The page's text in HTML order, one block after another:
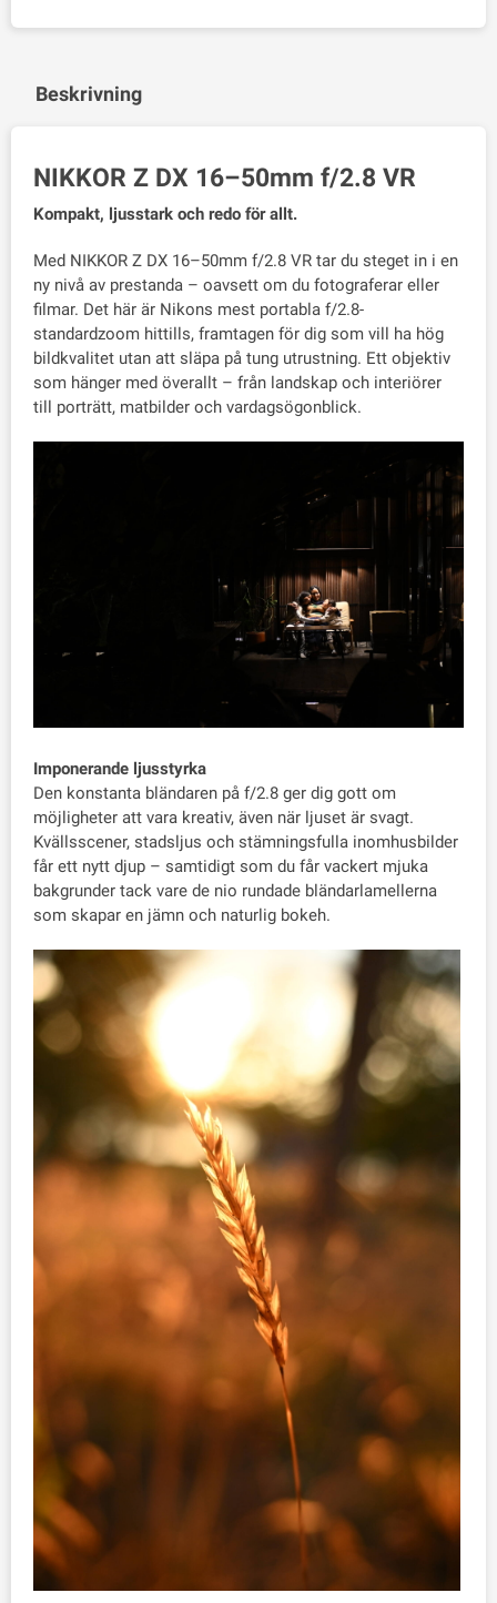
Beskrivning
NIKKOR Z DX 16–50mm f/2.8 VR
Kompakt, ljusstark och redo för allt.
Med NIKKOR Z DX 16–50mm f/2.8 VR tar du steget in i en
ny nivå av prestanda – oavsett om du fotograferar eller
filmar. Det här är Nikons mest portabla f/2.8-
standardzoom hittills, framtagen för dig som vill ha hög
bildkvalitet utan att släpa på tung utrustning. Ett objektiv
som hänger med överallt – från landskap och interiörer
till porträtt, matbilder och vardagsögonblick.
Imponerande ljusstyrka
Den konstanta bländaren på f/2.8 ger dig gott om
möjligheter att vara kreativ, även när ljuset är svagt.
Kvällsscener, stadsljus och stämningsfulla inomhusbilder
får ett nytt djup – samtidigt som du får vackert mjuka
bakgrunder tack vare de nio rundade bländarlamellerna
som skapar en jämn och naturlig bokeh.